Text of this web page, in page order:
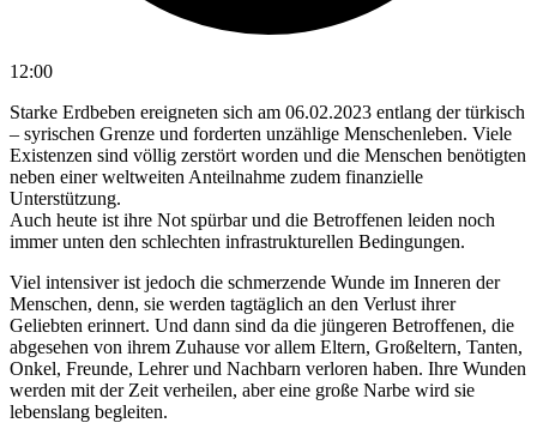
12:00
Starke Erdbeben ereigneten sich am 06.02.2023 entlang der türkisch
– syrischen Grenze und forderten unzählige Menschenleben. Viele
Existenzen sind völlig zerstört worden und die Menschen benötigten
neben einer weltweiten Anteilnahme zudem finanzielle
Unterstützung.
Auch heute ist ihre Not spürbar und die Betroffenen leiden noch
immer unten den schlechten infrastrukturellen Bedingungen.
Viel intensiver ist jedoch die schmerzende Wunde im Inneren der
Menschen, denn, sie werden tagtäglich an den Verlust ihrer
Geliebten erinnert. Und dann sind da die jüngeren Betroffenen, die
abgesehen von ihrem Zuhause vor allem Eltern, Großeltern, Tanten,
Onkel, Freunde, Lehrer und Nachbarn verloren haben. Ihre Wunden
werden mit der Zeit verheilen, aber eine große Narbe wird sie
lebenslang begleiten.